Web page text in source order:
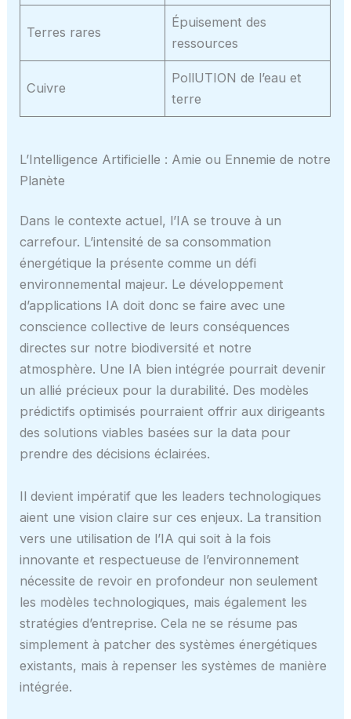
Terres rares
Épuisement des
ressources
Cuivre
PollUTION de l’eau et
terre
L’Intelligence Artificielle : Amie ou Ennemie de notre
Planète
Dans le contexte actuel, l’IA se trouve à un
carrefour. L’intensité de sa consommation
énergétique la présente comme un défi
environnemental majeur. Le développement
d’applications IA doit donc se faire avec une
conscience collective de leurs conséquences
directes sur notre biodiversité et notre
atmosphère. Une IA bien intégrée pourrait devenir
un allié précieux pour la durabilité. Des modèles
prédictifs optimisés pourraient offrir aux dirigeants
des solutions viables basées sur la data pour
prendre des décisions éclairées.
Il devient impératif que les leaders technologiques
aient une vision claire sur ces enjeux. La transition
vers une utilisation de l’IA qui soit à la fois
innovante et respectueuse de l’environnement
nécessite de revoir en profondeur non seulement
les modèles technologiques, mais également les
stratégies d’entreprise. Cela ne se résume pas
simplement à patcher des systèmes énergétiques
existants, mais à repenser les systèmes de manière
intégrée.